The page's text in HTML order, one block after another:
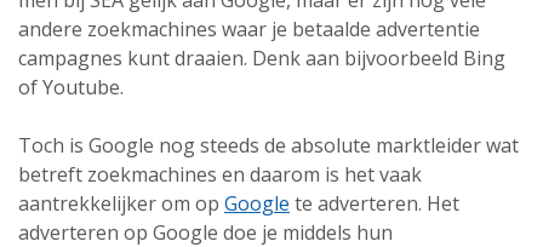
andere zoekmachines waar je betaalde advertentie
campagnes kunt draaien. Denk aan bijvoorbeeld Bing
of Youtube.
Toch is Google nog steeds de absolute marktleider wat
betreft zoekmachines en daarom is het vaak
aantrekkelijker om op Google te adverteren. Het
adverteren op Google doe je middels hun